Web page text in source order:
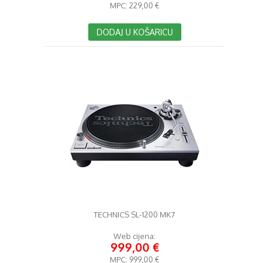
MPC: 229,00 €
DODAJ U KOŠARICU
TECHNICS SL-1200 MK7
Web cijena:
999,00 €
MPC: 999,00 €